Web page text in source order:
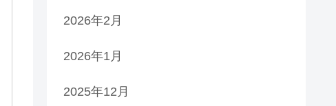
2026年2月
2026年1月
2025年12月